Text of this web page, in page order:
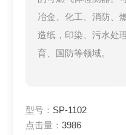
冶金、化工、消防、
造纸，印染、污水处
育、国防等领域。
型号： SP-1102
点击量：3986